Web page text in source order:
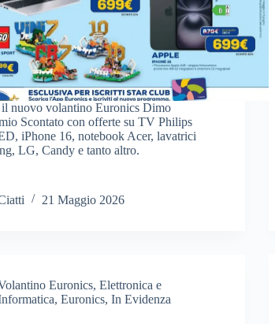
il nuovo volantino Euronics Dimo
Scontato con offerte su TV Philips
iPhone 16, notebook Acer, lavatrici
LG, Candy e tanto altro.
21 Maggio 2026
Euronics,Elettronica e
,Euronics,In Evidenza